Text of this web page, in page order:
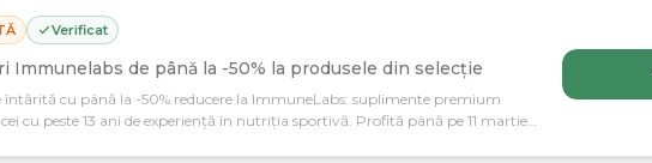
Verificat
Immunelabs de până la -50% la produsele din selecție
cu până la -50% reducere la ImmuneLabs: suplimente premium
cu peste 13 ani de experiență în nutriția sportivă. Profită până pe 11 martie